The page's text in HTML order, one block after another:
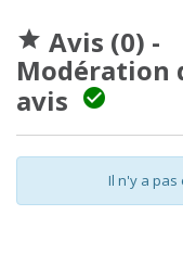
 Avis (0) -
Modération
avis

Il n'y a pas